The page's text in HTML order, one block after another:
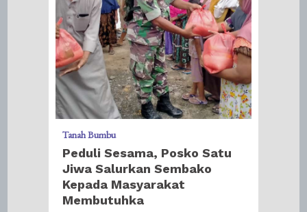
Tanah Bumbu
Peduli Sesama, Posko Satu
Jiwa Salurkan Sembako
Kepada Masyarakat
Membutuhka